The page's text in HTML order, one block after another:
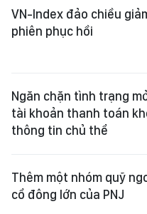
VN-Index đảo chiều
phiên phục hồi
Ngăn chặn tình trạng
tài khoản thanh toán
thông tin chủ thể
Thêm một nhóm quỹ
cổ đông lớn của PNJ